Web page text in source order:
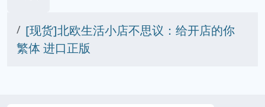
[现货]北欧生活小店不思议：给开店的你
繁体 进口正版